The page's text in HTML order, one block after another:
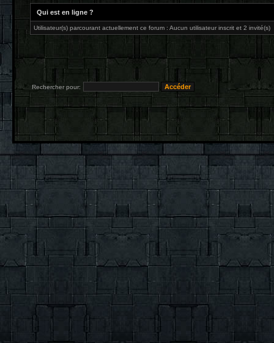
Qui est en ligne ?
Utilisateur(s) parcourant actuellement ce forum : Aucun utilisateur inscrit et 2 invité(s)
Rechercher pour: